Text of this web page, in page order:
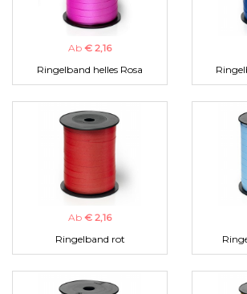
Ab € 2,16
Ringelband helles Rosa
Ab € 2,16
Ringelband rot